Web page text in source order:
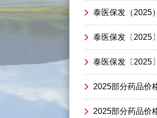
泰医保发（2025
泰医保发〔2025
泰医保发〔2025
2025部分药品价
2025部分药品价